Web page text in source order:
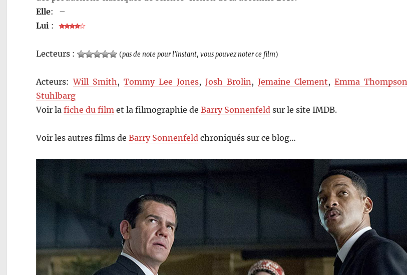
Elle:
–
Lui :
Lecteurs : (pas de note pour l'instant, vous pouvez noter ce film)
Acteurs:Will Smith ,Tommy Lee Jones,Josh Brolin ,Jemaine Clement,Emma Thompson
Stuhlbarg
Voir lafiche du film et la filmographie deBarry Sonnenfeld sur le site IMDB.
Voir les autres films deBarry Sonnenfeld chroniqués sur ce blog…